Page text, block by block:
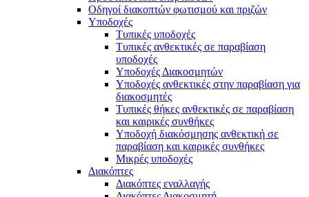
Οδηγοί διακοπτών φωτισμού και πριζών
Υποδοχές
Τυπικές υποδοχές
Τυπικές ανθεκτικές σε παραβίαση
υποδοχές
Υποδοχές Διακοσμητών
Υποδοχές ανθεκτικές στην παραβίαση για
διακοσμητές
Τυπικές θήκες ανθεκτικές σε παραβίαση
και καιρικές συνθήκες
Υποδοχή διακόσμησης ανθεκτική σε
παραβίαση και καιρικές συνθήκες
Μικρές υποδοχές
Διακόπτες
Διακόπτες εναλλαγής